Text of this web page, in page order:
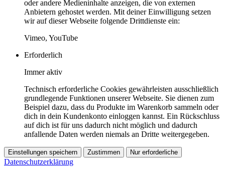
oder andere Medieninhalte anzeigen, die von externen
Anbietern gehostet werden. Mit deiner Einwilligung setzen
wir auf dieser Webseite folgende Drittdienste ein:
Vimeo, YouTube
Erforderlich
Immer aktiv
Technisch erforderliche Cookies gewährleisten ausschließlich
grundlegende Funktionen unserer Webseite. Sie dienen zum
Beispiel dazu, dass du Produkte im Warenkorb sammeln oder
dich in dein Kundenkonto einloggen kannst. Ein Rückschluss
auf dich ist für uns dadurch nicht möglich und dadurch
anfallende Daten werden niemals an Dritte weitergegeben.
Einstellungen speichern Zustimmen Nur erforderliche
Datenschutzerklärung